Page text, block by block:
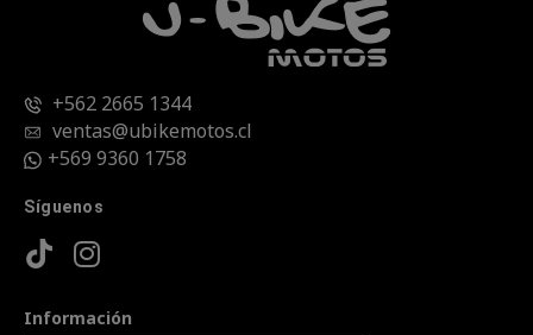
+562 2665 1344
ventas@ubikemotos.cl
+569 9360 1758
Síguenos
Información